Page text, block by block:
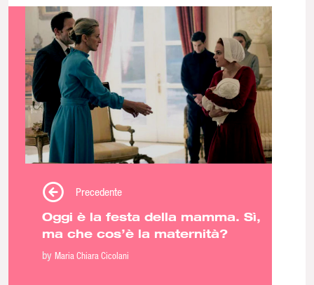
Precedente
Oggi è la festa della mamma. Sì,
ma che cos’è la maternità?
by Maria Chiara Cicolani